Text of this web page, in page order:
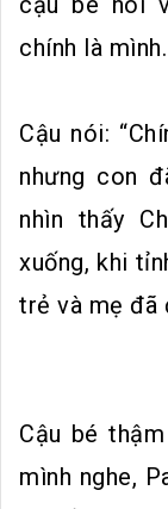
chính là mình.
Cậu nói:
nhưng con
nhìn thấy
xuống, khi
trẻ và mẹ đã
Cậu bé
mình nghe,